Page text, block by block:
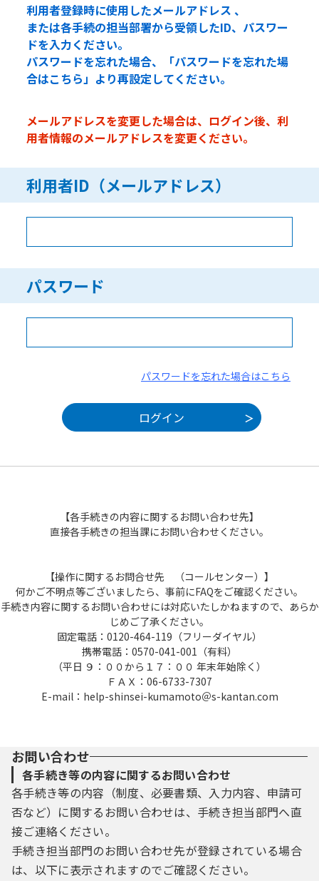
利用者登録時に使用したメールアドレス 、
または各手続の担当部署から受領したID、パスワー
ドを入力ください。
パスワードを忘れた場合、「パスワードを忘れた場
合はこちら」より再設定してください。
メールアドレスを変更した場合は、ログイン後、利
用者情報のメールアドレスを変更ください。
利用者ID（メールアドレス）
パスワード
パスワードを忘れた場合はこちら
【各手続きの内容に関するお問い合わせ先】
直接各手続きの担当課にお問い合わせください。
【操作に関するお問合せ先 （コールセンター）】
何かご不明点等ございましたら、事前にFAQをご確認ください。
手続き内容に関するお問い合わせには対応いたしかねますので、あらか
じめご了承ください。
固定電話：0120-464-119（フリーダイヤル）
携帯電話：0570-041-001（有料）
（平日 ９：００から１７：００ 年末年始除く）
ＦＡＸ：06-6733-7307
E-mail：help-shinsei-kumamoto＠s-kantan.com
お問い合わせ
各手続き等の内容に関するお問い合わせ
各手続き等の内容（制度、必要書類、入力内容、申請可
否など）に関するお問い合わせは、手続き担当部門へ直
接ご連絡ください。
手続き担当部門のお問い合わせ先が登録されている場合
は、以下に表示されますのでご確認ください。